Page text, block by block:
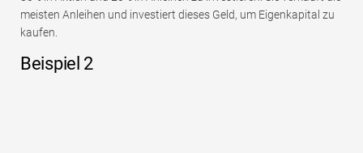
meisten Anleihen und investiert dieses Geld, um Eigenkapital zu
kaufen.
Beispiel 2